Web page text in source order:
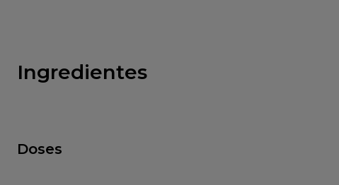
Ingredientes
Doses